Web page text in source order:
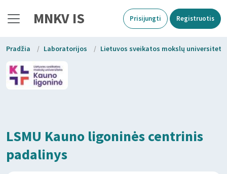
MNKV IS Prisijungti Registruotis
Pradžia / Laboratorijos / Lietuvos sveikatos mokslų
LSMU Kauno ligoninės centrinis
padalinys